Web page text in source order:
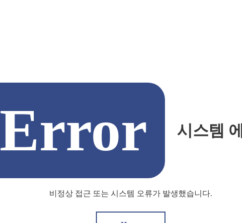
Error 시스템
비정상 접근 또는 시스템 오류가 발생했습니다.